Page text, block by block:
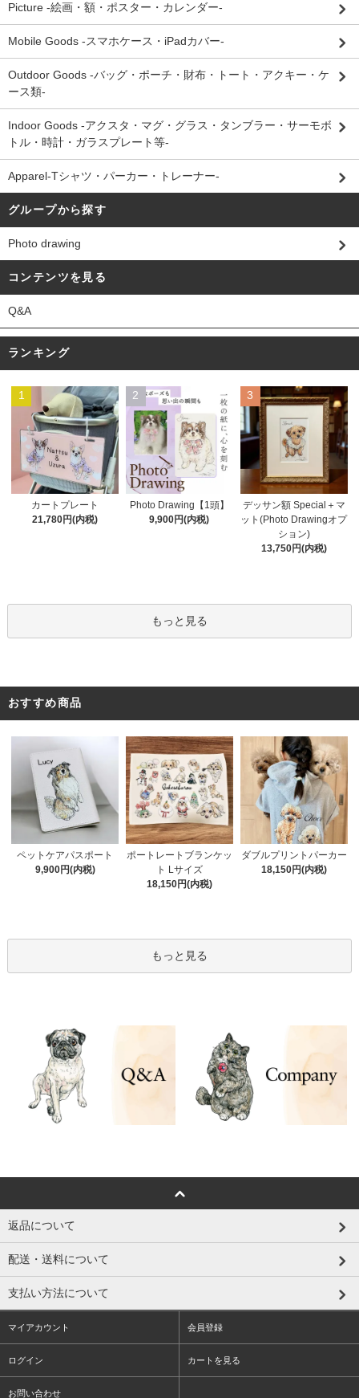
Picture -絵画・額・ポスター・カレンダー-
Mobile Goods -スマホケース・iPadカバー-
Outdoor Goods -バッグ・ポーチ・財布・トート・アクキー・ケ
ース類-
Indoor Goods -アクスタ・マグ・グラス・タンブラー・サーモボ
トル・時計・ガラスプレート等-
Apparel-Tシャツ・パーカー・トレーナー-
グループから探す
Photo drawing
コンテンツを見る
Q&A
ランキング
1
カートプレート
21,780円(内税)
2
Photo Drawing【1頭】
9,900円(内税)
3
デッサン額 Special＋マ
ット(Photo Drawingオプ
ション)
13,750円(内税)
もっと見る
おすすめ商品
ペットケアパスポート
9,900円(内税)
ポートレートブランケッ
ト Lサイズ
18,150円(内税)
ダブルプリントパーカー
18,150円(内税)
もっと見る
返品について
配送・送料について
支払い方法について
マイアカウント 会員登録
ログイン カートを見る
お問い合わせ